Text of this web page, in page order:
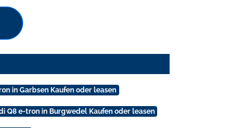
in Garbsen Kaufen oder leasen
Q8 e-tron in Burgwedel Kaufen oder leasen